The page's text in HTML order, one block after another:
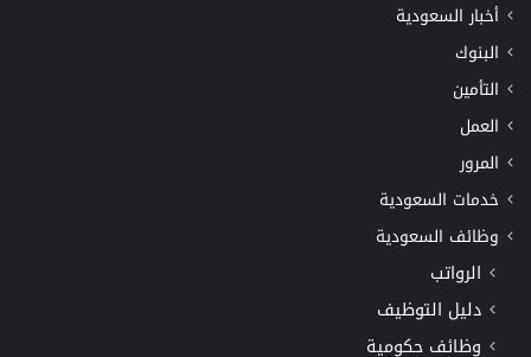
أخبار السعودية
البنوك
التأمين
العمل
المرور
خدمات السعودية
وظائف السعودية
الرواتب
دليل التوظيف
وظائف حكومية